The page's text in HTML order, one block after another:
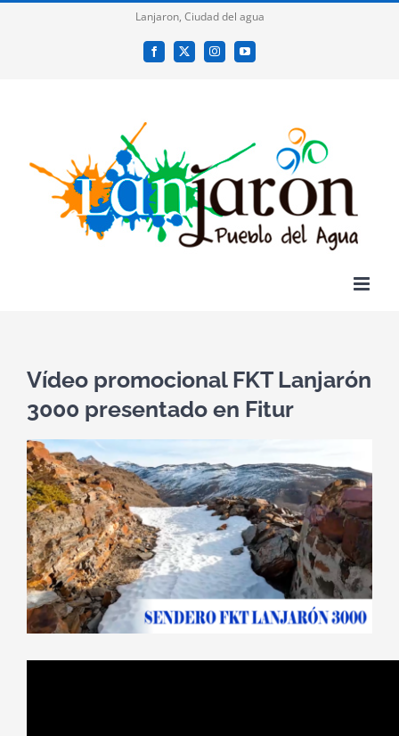
Lanjaron, Ciudad del agua
Facebook
X InstagramYouTube
Vídeo promocional FKT Lanjarón
3000 presentado en Fitur
Ver
imagen
más
grande